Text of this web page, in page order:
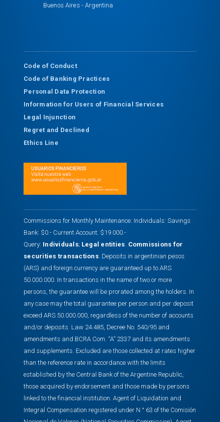
Buenos Aires - Argentina
Code of Conduct
Code of Banking Practices
Personal Data Protection
Information for Users of Financial Services
Legal Injunction
Regret and Declined
Ethics Line
Commissions for Monthly Maintenance: Individuals: Savings
Bank: $0.- Current Account: $19.000.-
Query: Individuals; Legal entities Commissions for
securities transactions. Deposits in argentinian pesos
(ARS) and foreign currency are guaranteed up to ARS
50.000.000. In transactions in the name of two or more
persons, the guarantee will be prorated among the holders. In
any case may the total guarantee per person and per deposit
exceed ARS 50.000.000, regardless of the number of accounts
and/or deposits. Law 24.485, Decree No. 540/95 and
amendments and BCRA Com. “A” 2337 and its amendments
and supplements. Excluded are those collected at rates higher
than the reference rate in accordance with the limits
established by the Central Bank of the Argentine Republic,
those acquired by endorsement and those made by persons
linked to the financial institution. Agent of Liquidation and
Integral Compensation registered under N ° 63 of the Comisión